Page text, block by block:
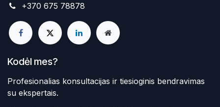
+370 675 78878
Kodėl mes?
Profesionalias konsultacijas ir tiesioginis bendravimas
su ekspertais.